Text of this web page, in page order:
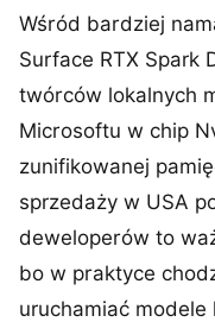
Wśród bardziej
Surface RTX Spark
twórców lokalnych
Microsoftu w chip
zunifikowanej
sprzedaży w USA
deweloperów to
bo w praktyce
uruchamiać modele